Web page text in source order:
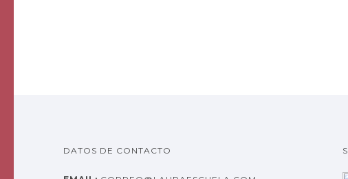
DATOS DE CONTACTO